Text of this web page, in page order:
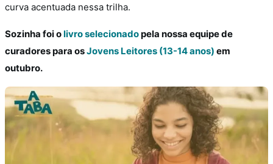
curva acentuada nessa trilha.
Sozinha foi olivro selecionadopela nossa equipe de
curadores para osJovens Leitores (13-14 anos) em
outubro.